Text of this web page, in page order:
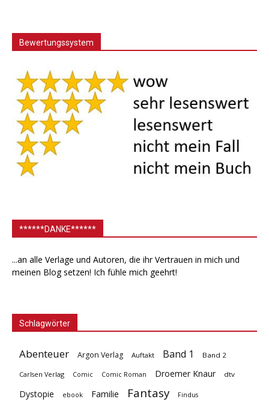
Bewertungssystem
******DANKE******
...an alle Verlage und Autoren, die ihr Vertrauen in mich und
meinen Blog setzen! Ich fühle mich geehrt!
Schlagwörter
Abenteuer Argon Verlag Auftakt Band 1 Band 2
Carlsen Verlag Comic Comic Roman Droemer Knaur dtv
Dystopie ebook Familie Fantasy Findus